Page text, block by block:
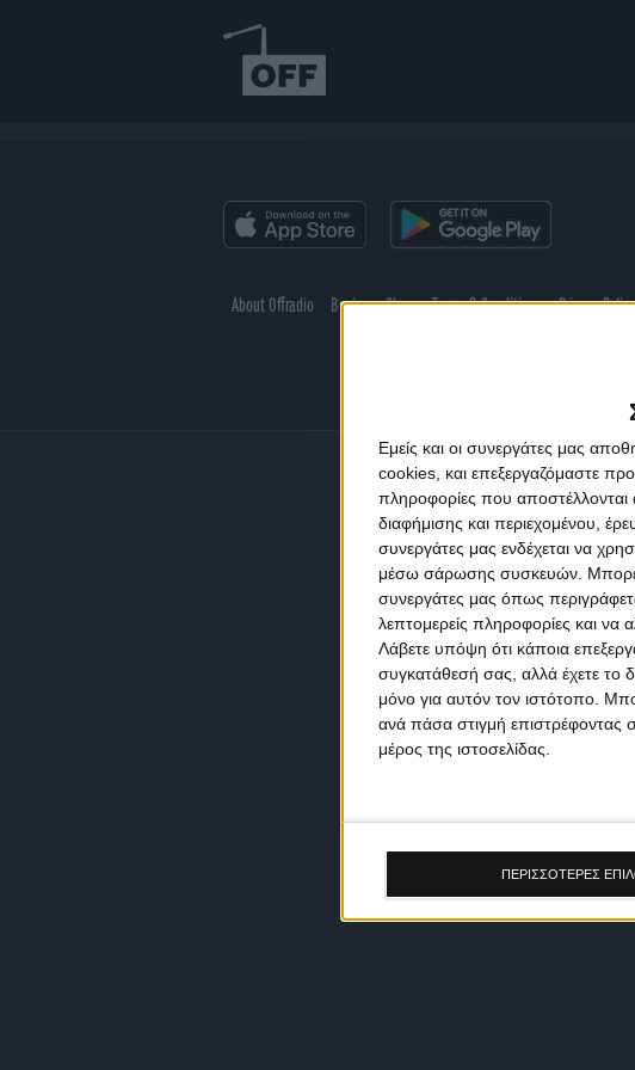
Εμείς και οι συνεργάτες μας
cookies, και επεξεργαζόμαστε
πληροφορίες που αποστέλλονται
διαφήμισης και περιεχομένου,
συνεργάτες μας ενδέχεται να
μέσω σάρωσης συσκευών.
συνεργάτες μας όπως
λεπτομερείς πληροφορίες και να
Λάβετε υπόψη ότι κάποια
συγκατάθεσή σας, αλλά έχετε το
μόνο για αυτόν τον ιστότοπο.
ανά πάσα στιγμή επιστρέφοντας
μέρος της ιστοσελίδας.
ΠΕΡΙΣΣΟΤΕΡΕΣ
About Offradio Business Class Terms & Conditions Privacy Policy